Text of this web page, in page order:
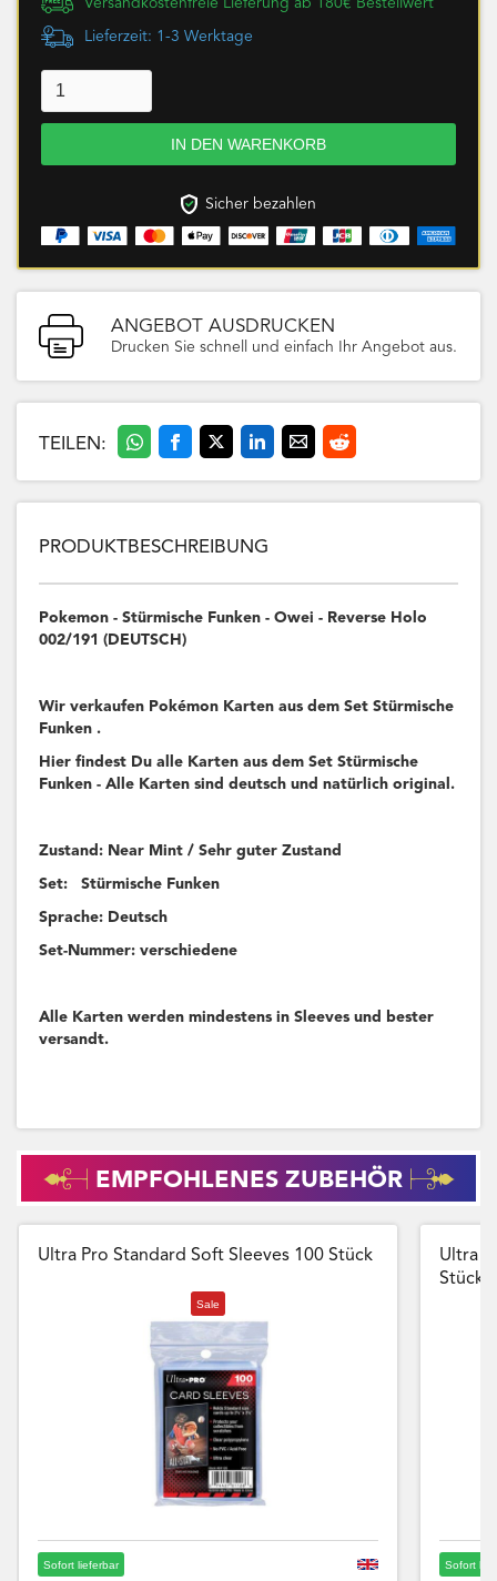
Lieferzeit: 1-3 Werktage
Sicher bezahlen
ANGEBOT AUSDRUCKEN
Drucken Sie schnell und einfach Ihr Angebot aus.
TEILEN:
PRODUKTBESCHREIBUNG
Pokemon - Stürmische Funken - Owei - Reverse Holo
002/191 (DEUTSCH)
Wir verkaufen Pokémon Karten aus dem Set Stürmische
Funken .
Hier findest Du alle Karten aus dem Set Stürmische
Funken - Alle Karten sind deutsch und natürlich original.
Zustand: Near Mint / Sehr guter Zustand
Set: Stürmische Funken
Sprache: Deutsch
Set-Nummer: verschiedene
Alle Karten werden mindestens in Sleeves und bester
versandt.
EMPFOHLENES ZUBEHÖR
Ultra Pro Standard Soft Sleeves 100 Stück
Sale
Sofort lieferbar
Ultra
Stück
Sofort